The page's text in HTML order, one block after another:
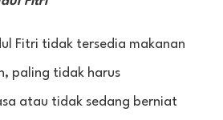
Fitri tidak tersedia makanan
paling tidak harus
atau tidak sedang berniat